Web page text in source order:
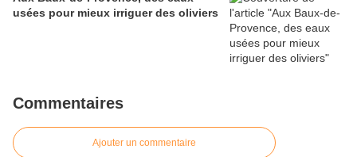
usées pour mieux irriguer des oliviers
Commentaires
Ajouter un commentaire